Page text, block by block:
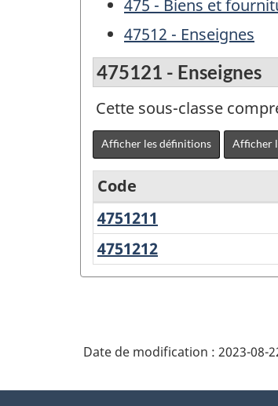
475 - Biens et
47512 - Enseignes
475121 - Enseignes
Cette sous-classe
Afficher les définitions Afficher
Variante
du
SCPAN
version
Code
4751211
d'affichage
4751212
enseignes
Date de modification : 2023-08-